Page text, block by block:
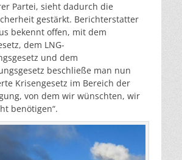
Partei, sieht dadurch die
gestärkt. Berichterstatter
bekennt offen, mit dem
dem LNG-
und dem
beschließe man nun
Krisengesetz im Bereich der
von dem wir wünschten, wir
benötigen“.